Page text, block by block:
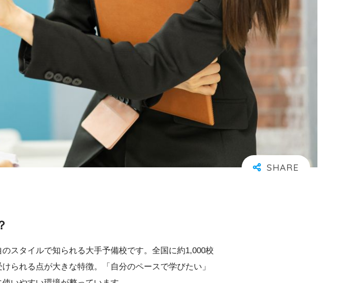
スタイルで知られる大手予備校です。全国に約1,000校
られる点が大きな特徴。「自分のペースで学びたい」